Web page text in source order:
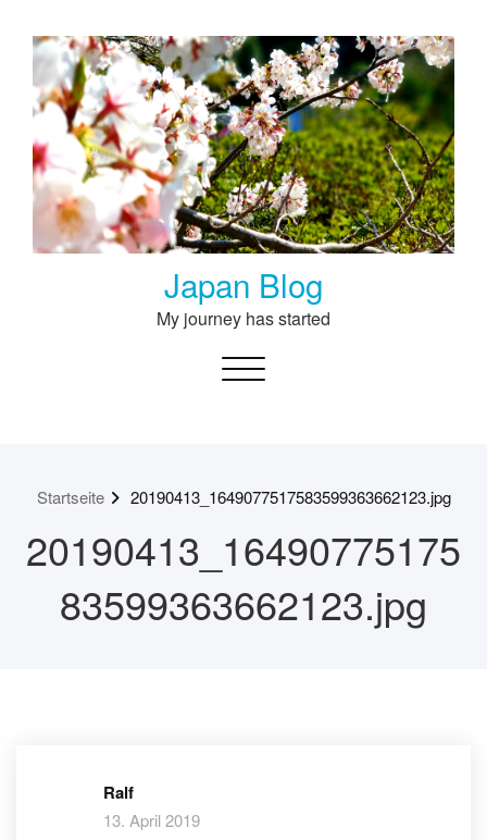
content
Japan Blog
My journey has started
Toggle navigation
Startseite 20190413_1649077517583599363662123.jpg
20190413_16490775175
83599363662123.jpg
Ralf
13. April 2019